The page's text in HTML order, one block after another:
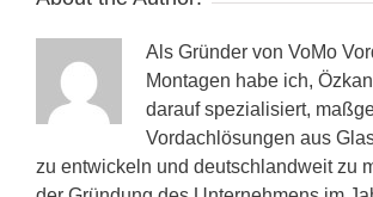
Als Gründer von VoMo
Montagen habe ich,
darauf spezialisiert,
Vordachlösungen aus
zu entwickeln und deutschlandweit zu